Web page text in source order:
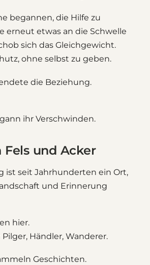
begannen, die Hilfe zu
erneut etwas an die Schwelle
sich das Gleichgewicht.
ohne selbst zu geben.
die Beziehung.
ihr Verschwinden.
Fels und Acker
ist seit Jahrhunderten ein Ort,
und Erinnerung
hier.
Händler, Wanderer.
Geschichten.